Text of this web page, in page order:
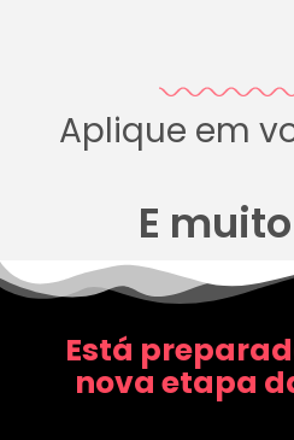
Aplique em
E
Está
nova etapa